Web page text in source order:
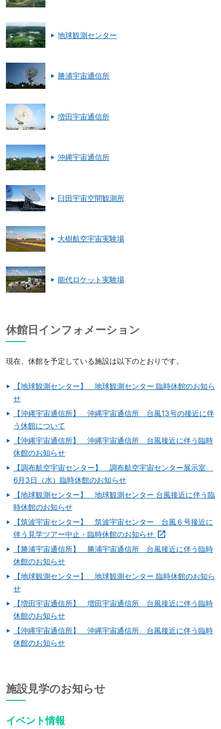
地球観測センター
勝浦宇宙通信所
増田宇宙通信所
沖縄宇宙通信所
臼田宇宙空間観測所
大樹航空宇宙実験場
能代ロケット実験場
休館日インフォメーション
現在、休館を予定している施設は以下のとおりです。
【地球観測センター】 地球観測センター 臨時休館のお知ら
せ
【沖縄宇宙通信所】 沖縄宇宙通信所 台風13号の接近に伴
う休館について
【沖縄宇宙通信所】 沖縄宇宙通信所 台風接近に伴う臨時
休館のお知らせ
【調布航空宇宙センター】 調布航空宇宙センター展示室
6月3日（水）臨時休館のお知らせ
【地球観測センター】 地球観測センター 台風接近に伴う臨
時休館のお知らせ
【筑波宇宙センター】 筑波宇宙センター 台風６号接近に
伴う見学ツアー中止・臨時休館のお知らせ
【勝浦宇宙通信所】 勝浦宇宙通信所 台風接近に伴う臨時
休館のお知らせ
【地球観測センター】 地球観測センター 臨時休館のお知ら
せ
【増田宇宙通信所】 増田宇宙通信所 台風接近に伴う臨時
休館のお知らせ
【沖縄宇宙通信所】 沖縄宇宙通信所 台風接近に伴う臨時
休館のお知らせ
施設見学のお知らせ
イベント情報